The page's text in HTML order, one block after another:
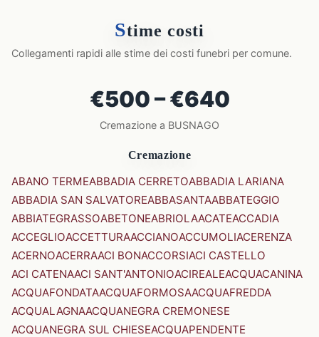
Stime costi
Collegamenti rapidi alle stime dei costi funebri per comune.
€500 – €640
Cremazione a BUSNAGO
Cremazione
ABANO TERMEABBADIA CERRETOABBADIA LARIANA
ABBADIA SAN SALVATOREABBASANTAABBATEGGIO
ABBIATEGRASSOABETONEABRIOLAACATEACCADIA
ACCEGLIOACCETTURAACCIANOACCUMOLIACERENZA
ACERNOACERRAACI BONACCORSIACI CASTELLO
ACI CATENAACI SANT'ANTONIOACIREALEACQUACANINA
ACQUAFONDATAACQUAFORMOSAACQUAFREDDA
ACQUALAGNAACQUANEGRA CREMONESE
ACQUANEGRA SUL CHIESEACQUAPENDENTE